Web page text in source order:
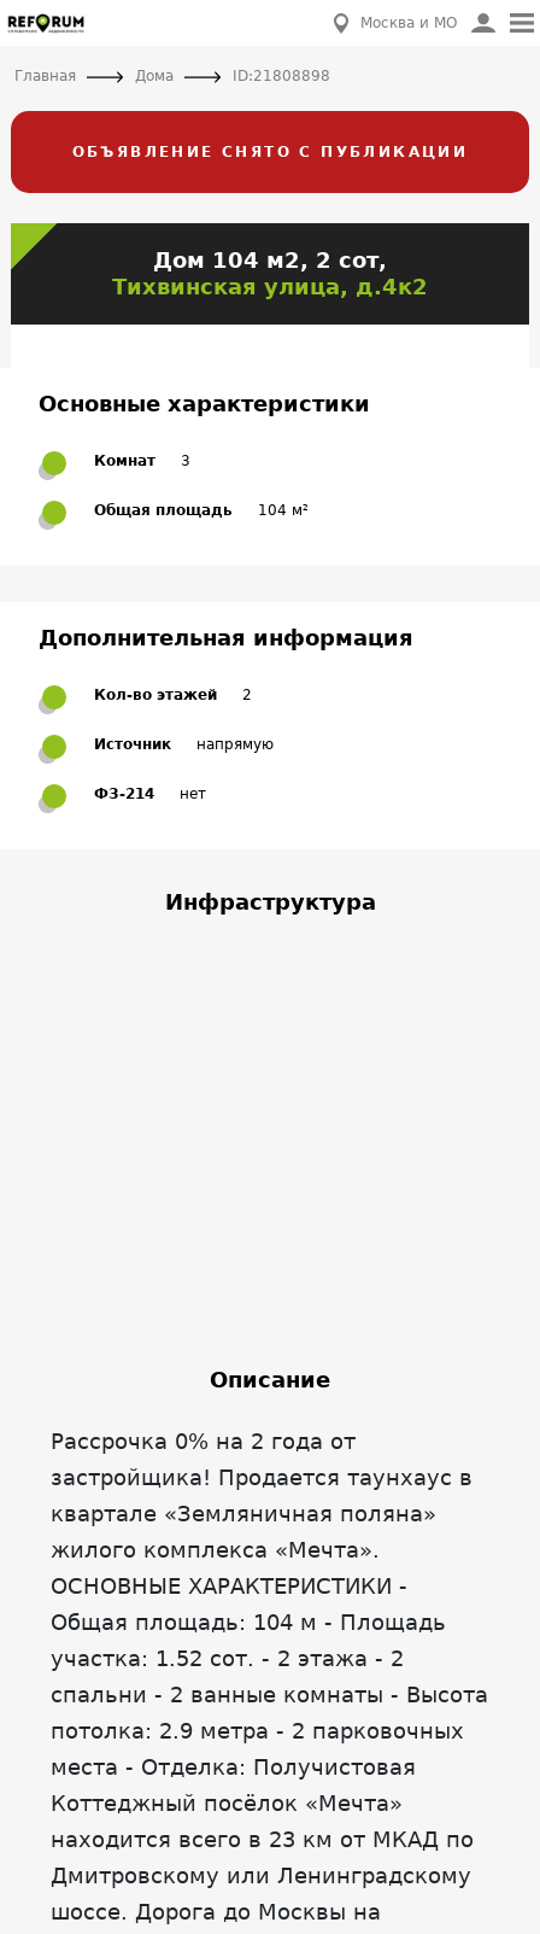
Москва и МО
Главная Дома ID:21808898
ОБЪЯВЛЕНИЕ СНЯТО С ПУБЛИКАЦИИ
Дом 104 м2, 2 сот,
Тихвинская улица, д.4к2
Основные характеристики
Комнат 3
Общая площадь 104 м²
Дополнительная информация
Кол-во этажей 2
Источник напрямую
ФЗ-214 нет
Инфраструктура
Описание
Рассрочка 0% на 2 года от
застройщика! Продается таунхаус в
квартале «Земляничная поляна»
жилого комплекса «Мечта».
ОСНОВНЫЕ ХАРАКТЕРИСТИКИ -
Общая площадь: 104 м - Площадь
участка: 1.52 сот. - 2 этажа - 2
спальни - 2 ванные комнаты - Высота
потолка: 2.9 метра - 2 парковочных
места - Отделка: Получистовая
Коттеджный посёлок «Мечта»
находится всего в 23 км от МКАД по
Дмитровскому или Ленинградскому
шоссе. Дорога до Москвы на